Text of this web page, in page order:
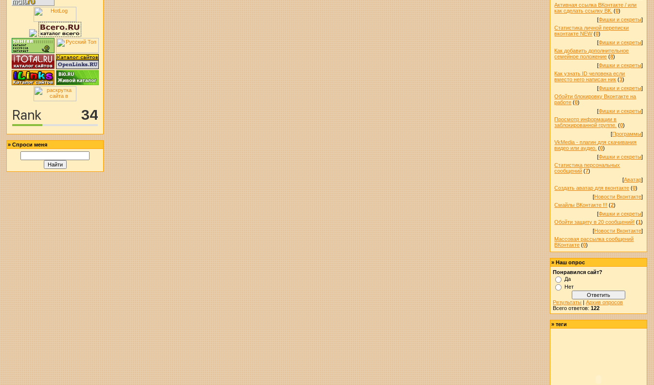
»Спроси меня
Активная ссылка ВКонтакте / или
как сделать ссылку ВК. (0)
[Фишки и секреты]
Статистика личной переписки
вконтакте NEW (0)
[Фишки и секреты]
Как добавить дополнительное
семейное положение (8)
[Фишки и секреты]
Как узнать ID человека если
вместо него написан ник (3)
[Фишки и секреты]
Обойти блокировку Вконтакте на
работе (0)
[Фишки и секреты]
Просмотр информации в
заблокированной группе. (0)
[Программы]
VkMedia - плагин для скачивания
видео или аудио. (0)
[Фишки и секреты]
Статистика персональных
сообщений (7)
[Аватар]
Создать аватар для вконтакте (0)
[Новости Вконтакте]
Смайлы ВКонтакте !!! (2)
[Фишки и секреты]
Обойти защиту в 20 сообщений! (1)
[Новости Вконтакте]
Массовая рассылка сообщений
ВКонтакте (0)
»Наш опрос
Понравился сайт?
Да
Нет
Результаты |Архив опросов
Всего ответов:122
»теги